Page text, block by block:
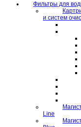
Фильтры для
и систем
Line